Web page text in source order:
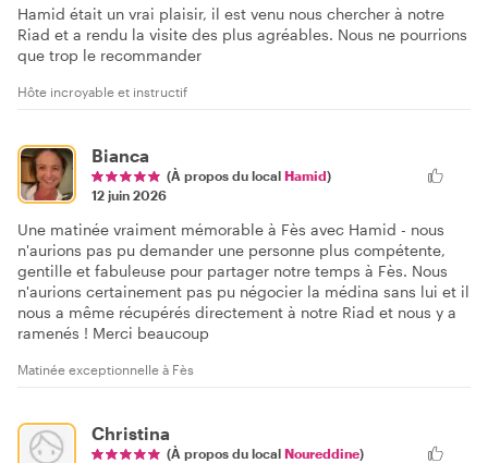
Hamid était un vrai plaisir, il est venu nous chercher à notre
Riad et a rendu la visite des plus agréables. Nous ne pourrions
que trop le recommander
Hôte incroyable et instructif
Bianca
(À propos du local Hamid)
12 juin 2026
Une matinée vraiment mémorable à Fès avec Hamid - nous
n'aurions pas pu demander une personne plus compétente,
gentille et fabuleuse pour partager notre temps à Fès. Nous
n'aurions certainement pas pu négocier la médina sans lui et il
nous a même récupérés directement à notre Riad et nous y a
ramenés ! Merci beaucoup
Matinée exceptionnelle à Fès
Christina
(À propos du local Noureddine)